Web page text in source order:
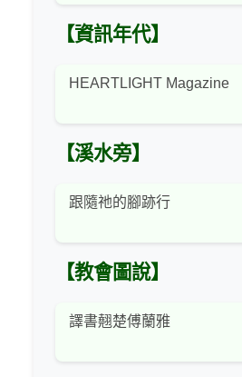
【資訊年代】
HEARTLIGHT Magazine
【溪水旁】
跟隨祂的腳跡行
【教會圖說】
譯書翹楚傅蘭雅